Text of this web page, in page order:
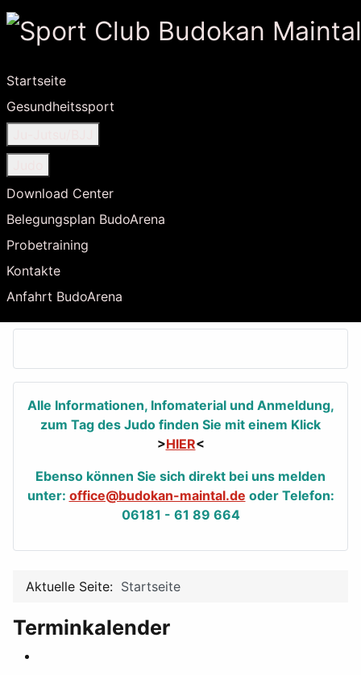
Startseite
Gesundheitssport
Download Center
Belegungsplan BudoArena
Probetraining
Kontakte
Anfahrt BudoArena
Alle Informationen, Infomaterial und Anmeldung,
zum Tag des Judo finden Sie mit einem Klick
>HIER<
Ebenso können Sie sich direkt bei uns melden
unter: office@budokan-maintal.de oder Telefon:
06181 - 61 89 664
Aktuelle Seite: Startseite
Terminkalender